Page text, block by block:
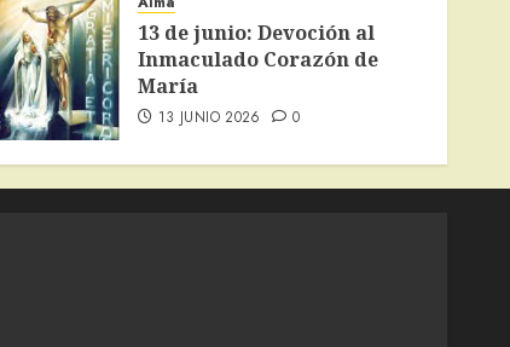
13 de junio: Devoción al
Inmaculado Corazón de
María
13 JUNIO 2026 0